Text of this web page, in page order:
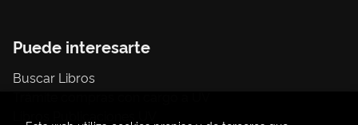
Puede interesarte
Buscar Libros